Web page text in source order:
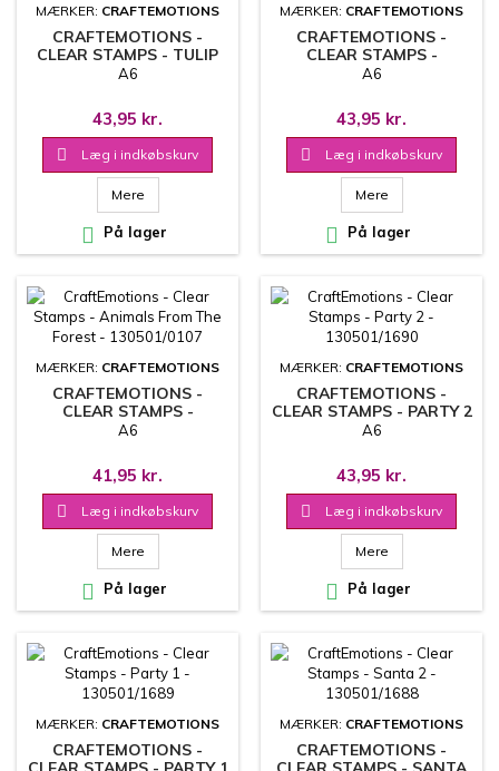
MÆRKER: CRAFTEMOTIONS
CRAFTEMOTIONS -
CLEAR STAMPS - TULIP
BOUQUET - 130501/1340
A6
43,95 kr.
 Læg i indkøbskurv
Mere
 På lager
MÆRKER: CRAFTEMOTIONS
CRAFTEMOTIONS -
CLEAR STAMPS -
PENGUIN 1 - 130501/1693
A6
43,95 kr.
 Læg i indkøbskurv
Mere
 På lager
MÆRKER: CRAFTEMOTIONS
CRAFTEMOTIONS -
CLEAR STAMPS -
ANIMALS FROM THE
A6
41,95 kr.
 Læg i indkøbskurv
Mere
 På lager
MÆRKER: CRAFTEMOTIONS
CRAFTEMOTIONS -
CLEAR STAMPS - PARTY 2
- 130501/1690
A6
43,95 kr.
 Læg i indkøbskurv
Mere
 På lager
MÆRKER: CRAFTEMOTIONS
CRAFTEMOTIONS -
MÆRKER: CRAFTEMOTIONS
CRAFTEMOTIONS -